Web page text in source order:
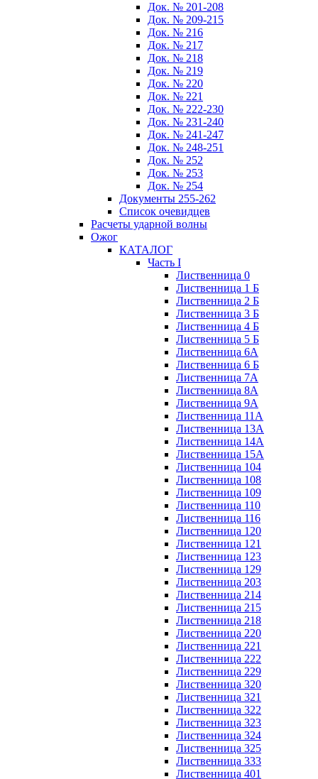
Док. № 201-208
Док. № 209-215
Док. № 216
Док. № 217
Док. № 218
Док. № 219
Док. № 220
Док. № 221
Док. № 222-230
Док. № 231-240
Док. № 241-247
Док. № 248-251
Док. № 252
Док. № 253
Док. № 254
Документы 255-262
Список очевидцев
Расчеты ударной волны
Ожог
КАТАЛОГ
Часть I
Лиственница 0
Лиственница 1 Б
Лиственница 2 Б
Лиственница 3 Б
Лиственница 4 Б
Лиственница 5 Б
Лиственница 6А
Лиственница 6 Б
Лиственница 7А
Лиственница 8А
Лиственница 9А
Лиственница 11А
Лиственница 13А
Лиственница 14А
Лиственница 15А
Лиственница 104
Лиственница 108
Лиственница 109
Лиственница 110
Лиственница 116
Лиственница 120
Лиственница 121
Лиственница 123
Лиственница 129
Лиственница 203
Лиственница 214
Лиственница 215
Лиственница 218
Лиственница 220
Лиственница 221
Лиственница 222
Лиственница 229
Лиственница 320
Лиственница 321
Лиственница 322
Лиственница 323
Лиственница 324
Лиственница 325
Лиственница 333
Лиственница 401